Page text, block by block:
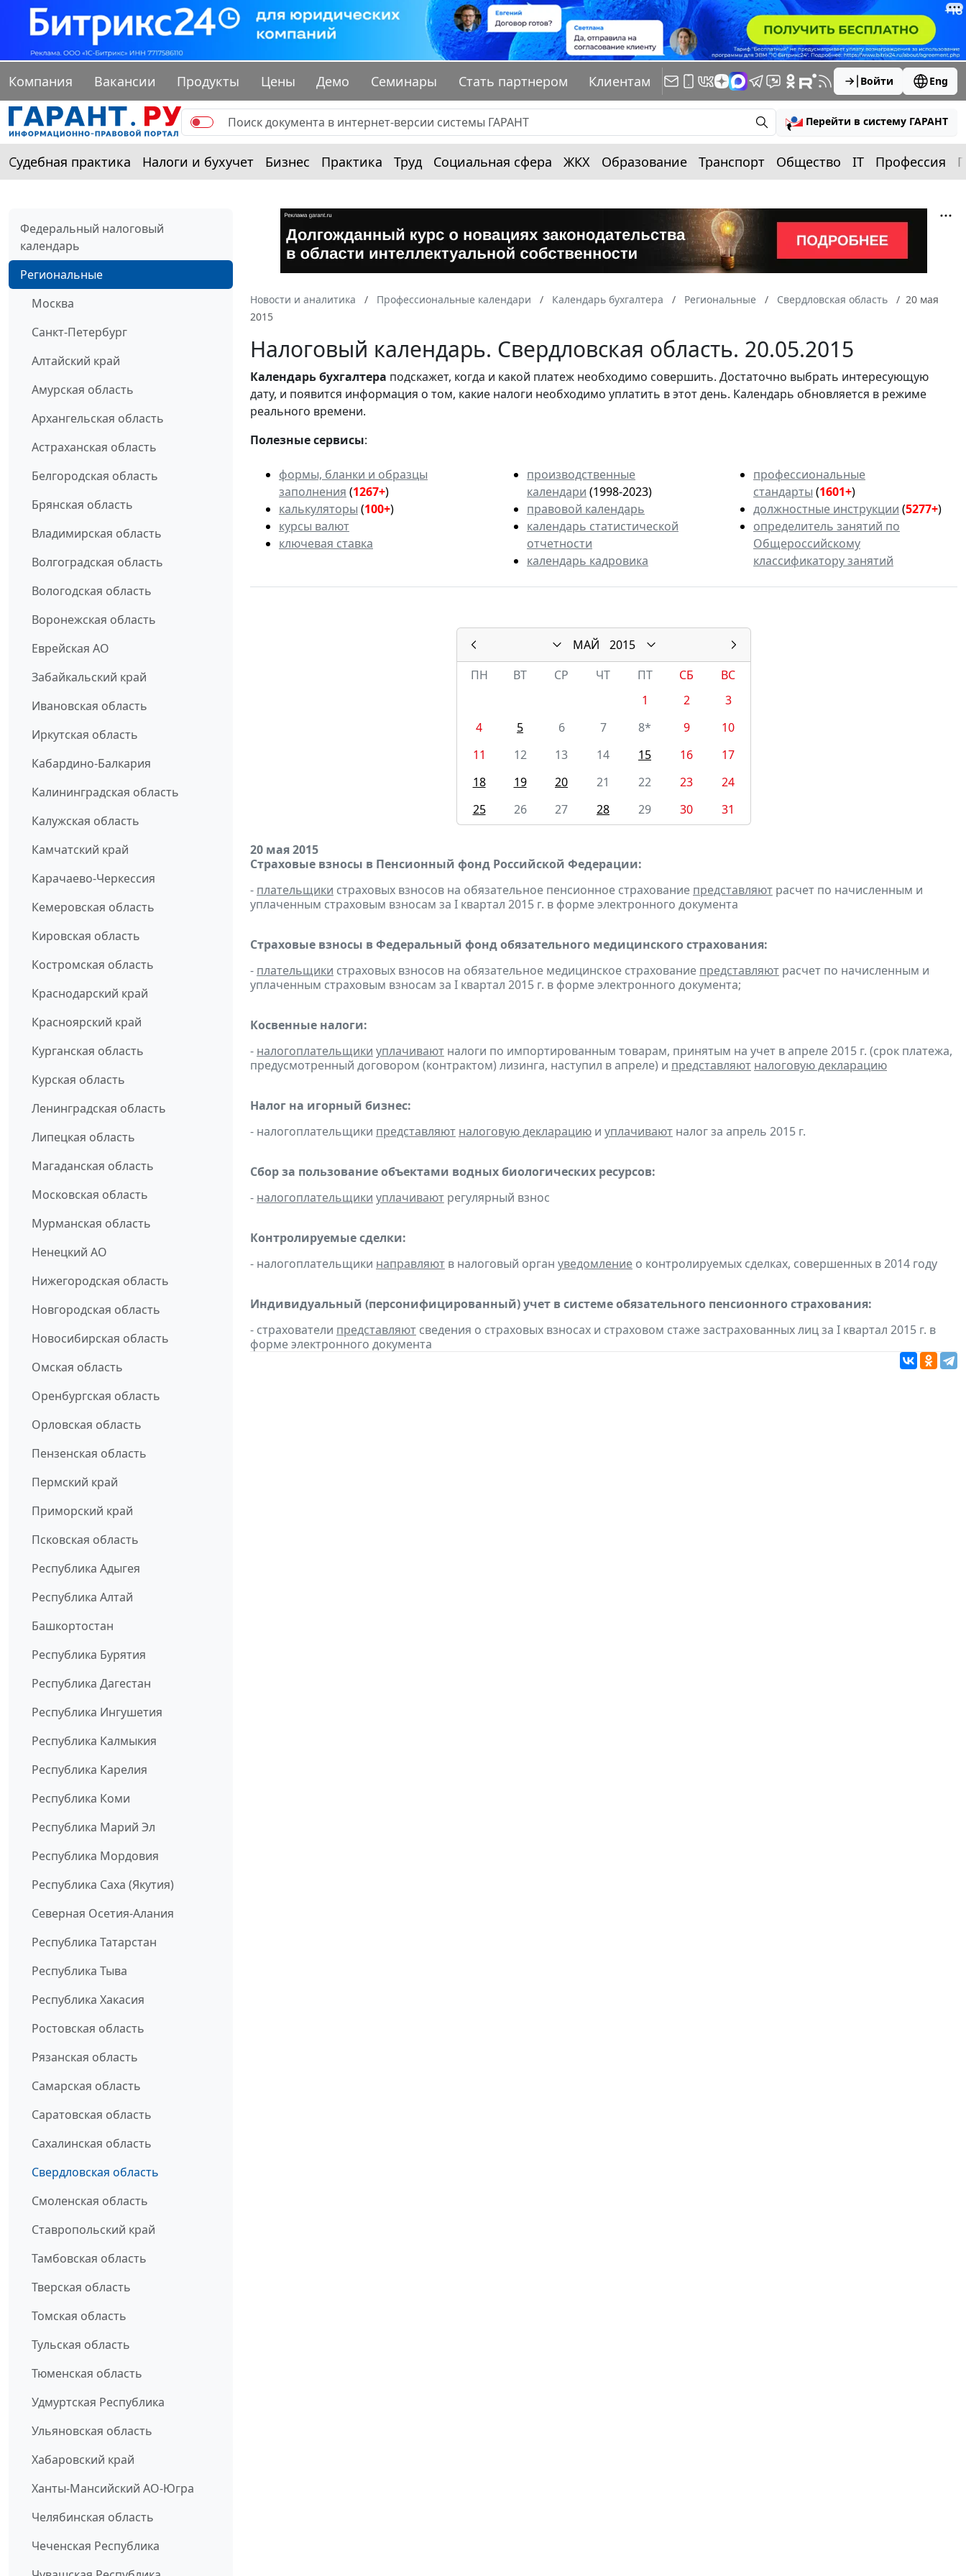
Компания Вакансии Продукты Цены Демо Семинары Стать партнером Клиентам Войти Eng
Перейти в систему ГАРАНТ
Судебная практика Налоги и бухучет Бизнес Практика Труд Социальная сфера ЖКХ Образование Транспорт Общество IT Профессия
Федеральный налоговый
календарь
Региональные
Москва
Санкт-Петербург
Алтайский край
Амурская область
Архангельская область
Астраханская область
Белгородская область
Брянская область
Владимирская область
Волгоградская область
Вологодская область
Воронежская область
Еврейская АО
Забайкальский край
Ивановская область
Иркутская область
Кабардино-Балкария
Калининградская область
Калужская область
Камчатский край
Карачаево-Черкессия
Кемеровская область
Кировская область
Костромская область
Краснодарский край
Красноярский край
Курганская область
Курская область
Ленинградская область
Липецкая область
Магаданская область
Московская область
Мурманская область
Ненецкий АО
Нижегородская область
Новгородская область
Новосибирская область
Омская область
Оренбургская область
Орловская область
Пензенская область
Пермский край
Приморский край
Псковская область
Республика Адыгея
Республика Алтай
Башкортостан
Республика Бурятия
Республика Дагестан
Республика Ингушетия
Республика Калмыкия
Республика Карелия
Республика Коми
Республика Марий Эл
Республика Мордовия
Республика Саха (Якутия)
Северная Осетия-Алания
Республика Татарстан
Республика Тыва
Республика Хакасия
Ростовская область
Рязанская область
Самарская область
Саратовская область
Сахалинская область
Свердловская область
Смоленская область
Ставропольский край
Тамбовская область
Тверская область
Томская область
Тульская область
Тюменская область
Удмуртская Республика
Ульяновская область
Хабаровский край
Ханты-Мансийский АО-Югра
Челябинская область
Чеченская Республика
Новости и аналитика Профессиональные календари Календарь бухгалтера Региональные Свердловская область
20 мая
2015
Налоговый календарь. Свердловская область. 20.05.2015
Календарьбухгалтера подскажет, когда и какой платеж необходимо совершить. Достаточно выбрать интересующую
дату, и появится информация о том, какие налоги необходимо уплатить в этот день. Календарь обновляется в режиме
реального времени.
Полезные сервисы:
формы, бланки и образцы
заполнения (1267+)
калькуляторы (100+)
курсы валют
ключевая ставка
производственные
календари (1998-2023)
правовой календарь
календарь статистической
отчетности
календарь кадровика
профессиональные
стандарты (1601+)
должностные инструкции (5277+)
определитель занятий по
Общероссийскому
классификатору занятий
МАЙ
2015
ПН
ВТ СР ЧТ ПТ СБ
ВС
1
2
3
4
5 6 7 8* 9
10
11
12 13 14 15 16
17
18
19 20 21 22 23
24
25
26 27 28 29 30 31
20 мая 2015
Страховые взносы в Пенсионный фонд Российской Федерации:
- плательщики страховых взносов на обязательное пенсионное страхование представляют расчет по начисленным и
уплаченным страховым взносам за I квартал 2015 г. в форме электронного документа
Страховые взносы в Федеральный фонд обязательного медицинского страхования:
- плательщики страховых взносов на обязательное медицинское страхование представляют расчет по начисленным и
уплаченным страховым взносам за I квартал 2015 г. в форме электронного документа;
Косвенные налоги:
- налогоплательщики уплачивают налоги по импортированным товарам, принятым на учет в апреле 2015 г. (срок платежа,
предусмотренный договором (контрактом) лизинга, наступил в апреле) и представляют налоговую декларацию
Налог на игорный бизнес:
- налогоплательщики представляют налоговую декларацию и уплачивают налог за апрель 2015 г.
Сбор за пользование объектами водных биологических ресурсов:
- налогоплательщики уплачивают регулярный взнос
Контролируемые сделки:
- налогоплательщики направляют в налоговый орган уведомление о контролируемых сделках, совершенных в 2014 году
Индивидуальный (персонифицированный) учет в системе обязательного пенсионного страхования:
- страхователи представляют сведения о страховых взносах и страховом стаже застрахованных лиц за I квартал 2015 г. в
форме электронного документа